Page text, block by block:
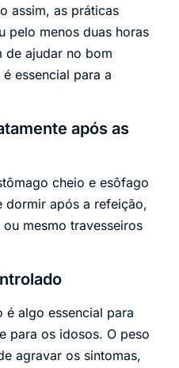
assim, as práticas
pelo menos duas horas
de ajudar no bom
essencial para a
após as
cheio e esôfago
dormir após a refeição,
mesmo travesseiros
algo essencial para
para os idosos. O peso
agravar os sintomas,